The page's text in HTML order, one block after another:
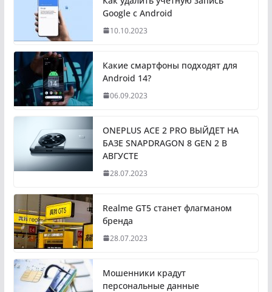
Google с Android
10.10.2023
Какие смартфоны подходят для
Android 14?
06.09.2023
ONEPLUS ACE 2 PRO ВЫЙДЕТ НА
БАЗЕ SNAPDRAGON 8 GEN 2 В
АВГУСТЕ
28.07.2023
Realme GT5 станет флагманом
бренда
28.07.2023
Мошенники крадут
персональные данные